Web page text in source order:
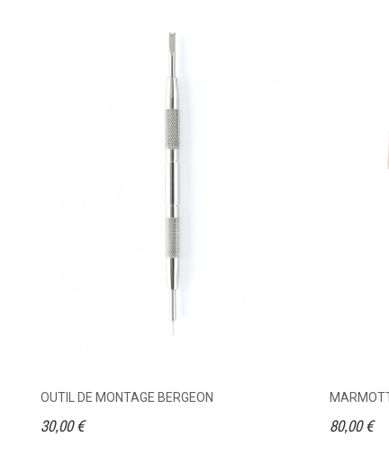
OUTIL DE MONTAGE BERGEON
30,00 € 80,00 €